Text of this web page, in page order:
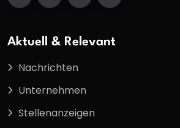
Aktuell & Relevant
Nachrichten
Unternehmen
Stellenanzeigen